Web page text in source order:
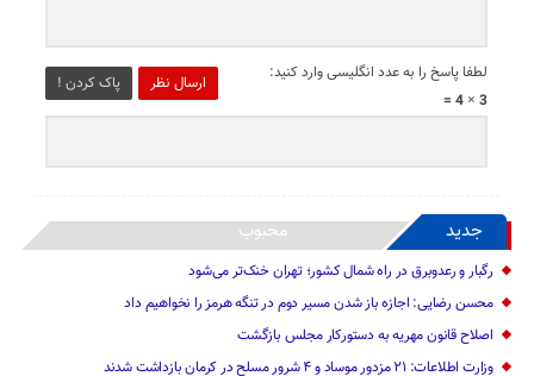
ارسال نظر پاک کردن !
لطفا پاسخ را به عدد انگلیسی وارد کنید:
3 × 4 =
جدید محبوب
رگبار و رعدوبرق در راه شمال کشور؛ تهران خنک‌تر می‌شود
محسن رضایی: اجازه باز شدن مسیر دوم در تنگه هرمز را نخواهیم داد
اصلاح قانون مهریه به دستورکار مجلس بازگشت
وزارت اطلاعات: ۲۱ مزدور موساد و ۴ شرور مسلح در کرمان بازداشت شدند